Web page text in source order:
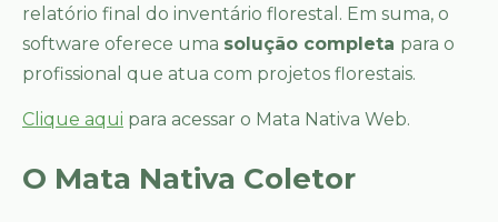
relatório final do inventário florestal. Em suma, o
software oferece uma solução completa para o
profissional que atua com projetos florestais.
Clique aqui para acessar o Mata Nativa Web.
O Mata Nativa Coletor